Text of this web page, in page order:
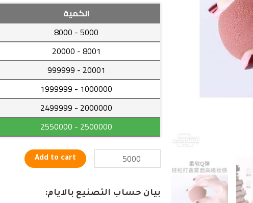
الكمية
5000
- 8000
8001
- 20000
20001
- 999999
1000000
- 1999999
2000000
- 2499999
2500000
- 2550000
سفنجة
مطاطية
التجميل
على
quantity
Add to cart
بيان حساب التصنيع بالايام: